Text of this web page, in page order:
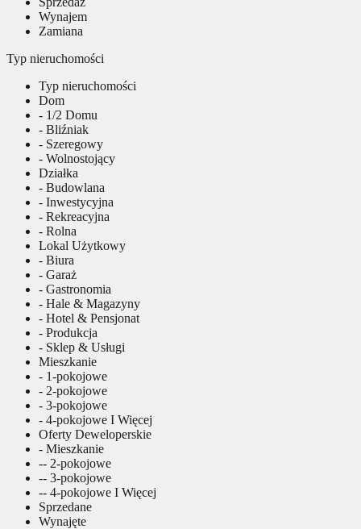
Wynajem
Zamiana
Typ nieruchomości
Typ nieruchomości
Dom
- 1/2 Domu
- Bliźniak
- Szeregowy
- Wolnostojący
Działka
- Budowlana
- Inwestycyjna
- Rekreacyjna
- Rolna
Lokal Użytkowy
- Biura
- Garaż
- Gastronomia
- Hale & Magazyny
- Hotel & Pensjonat
- Produkcja
- Sklep & Usługi
Mieszkanie
- 1-pokojowe
- 2-pokojowe
- 3-pokojowe
- 4-pokojowe I Więcej
Oferty Deweloperskie
- Mieszkanie
-- 2-pokojowe
-- 3-pokojowe
-- 4-pokojowe I Więcej
Sprzedane
Wynajęte